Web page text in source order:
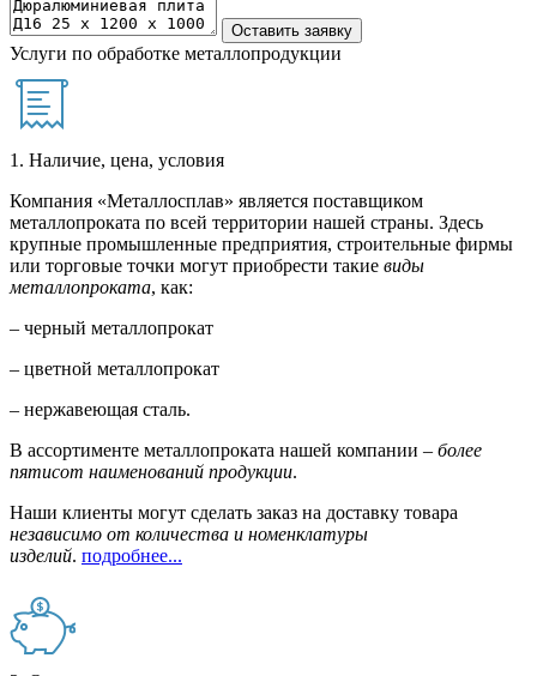
Услуги по обработке металлопродукции
1. Наличие, цена, условия
Компания «Металлосплав» является поставщиком
металлопроката по всей территории нашей страны. Здесь
крупные промышленные предприятия, строительные фирмы
или торговые точки могут приобрести такие виды
металлопроката, как:
– черный металлопрокат
– цветной металлопрокат
– нержавеющая сталь.
В ассортименте металлопроката нашей компании – более
пятисот наименований продукции.
Наши клиенты могут сделать заказ на доставку товара
независимо от количества и номенклатуры
изделий. подробнее...